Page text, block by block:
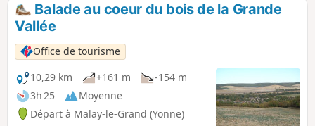
Balade au coeur du bois de la Grande
Vallée
Office de tourisme
10,29 km
+161 m
-154 m
3h 25
Moyenne
Départ à Malay-le-Grand (Yonne)